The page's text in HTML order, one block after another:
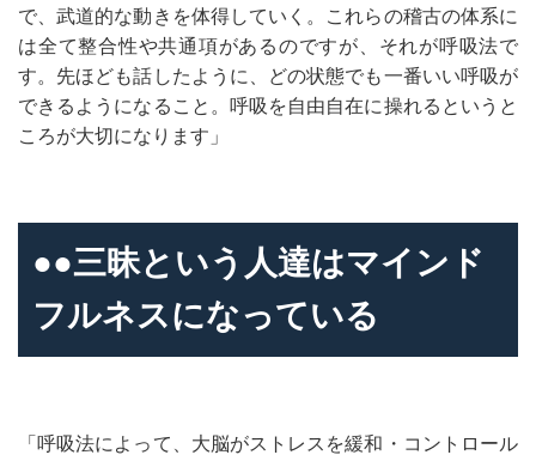
で、武道的な動きを体得していく。これらの稽古の体系に
は全て整合性や共通項があるのですが、それが呼吸法で
す。先ほども話したように、どの状態でも一番いい呼吸が
できるようになること。呼吸を自由自在に操れるというと
ころが大切になります」
●●三昧という人達はマインド
フルネスになっている
「呼吸法によって、大脳がストレスを緩和・コントロール